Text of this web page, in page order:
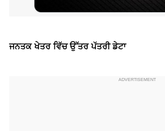
ਜਨਤਕ ਖੇਤਰ ਵਿੱਚ ਉੱਤਰ ਪੱਤਰੀ ਡੇਟਾ